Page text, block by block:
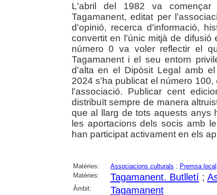
L'abril del 1982 va
Tagamanent, editat per
d'opinió, recerca d'informació,
convertit en l'únic mitjà de
número 0 va voler reflectir el
Tagamanent i el seu entorn
d'alta en el Dipòsit Legal amb
2024 s'ha publicat el número
l'associació. Publicar cent
distribuït sempre de manera
que al llarg de tots aquests anys
les aportacions dels socis amb
han participat activament en els
Matèries: Associacions culturals ; Premsa local
Matèries:
Tagamanent. Butlletí;
Àmbit: Tagamanent